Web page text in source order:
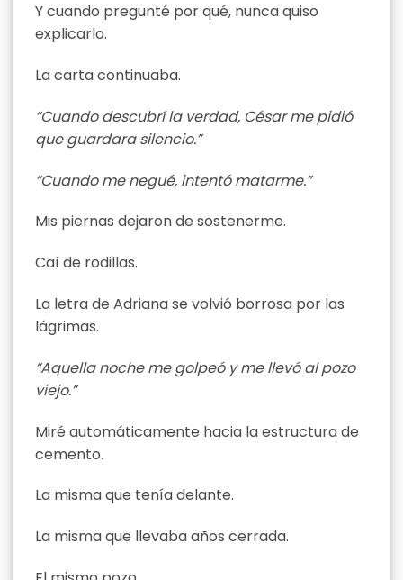
Y cuando pregunté por qué, nunca quiso
explicarlo.
La carta continuaba.
“Cuando descubrí la verdad, César me pidió
que guardara silencio.”
“Cuando me negué, intentó matarme.”
Mis piernas dejaron de sostenerme.
Caí de rodillas.
La letra de Adriana se volvió borrosa por las
lágrimas.
“Aquella noche me golpeó y me llevó al pozo
viejo.”
Miré automáticamente hacia la estructura de
cemento.
La misma que tenía delante.
La misma que llevaba años cerrada.